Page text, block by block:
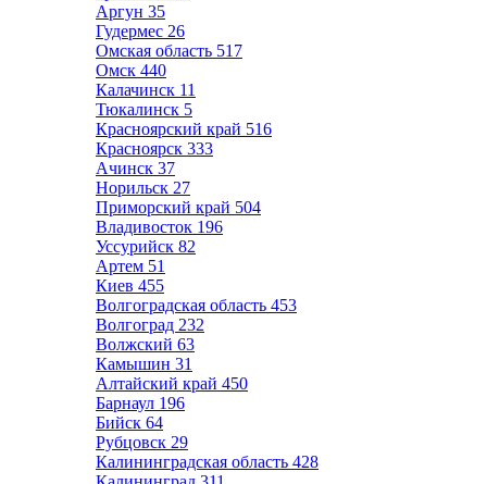
Аргун 35
Гудермес 26
Омская область 517
Омск 440
Калачинск 11
Тюкалинск 5
Красноярский край 516
Красноярск 333
Ачинск 37
Норильск 27
Приморский край 504
Владивосток 196
Уссурийск 82
Артем 51
Киев 455
Волгоградская область 453
Волгоград 232
Волжский 63
Камышин 31
Алтайский край 450
Барнаул 196
Бийск 64
Рубцовск 29
Калининградская область 428